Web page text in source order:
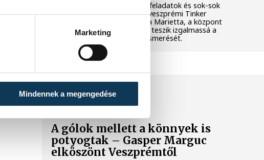
Marketing
Mindennek a megengedése
Látványos kísérletek, kreatív feladatok és sok-sok
élmény várja a gyerekeket a veszprémi Tinker
Labsben. Videónkban Balassa Marietta, a központ
vezetője mutatja be, hogyan teszik izgalmassá a
természettudományok megismerését.
A gólok mellett a könnyek is
potyogtak – Gasper Marguc
elköszönt Veszprémtől